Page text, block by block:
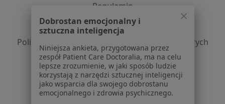
Regulamin
Polityka prywatności pacjentów
Polityka prywatności profesjonalistów
Polityka prywatności dla profesjonalistów, których
dane pozyskaliśmy samodzielnie
Polityka cookies
Jak działają wyniki wyszukiwania
Dostępność
Dobrostan emocjonalny i
sztuczna inteligencja
Niniejsza ankieta, przygotowana przez
zespół Patient Care Doctoralia, ma na celu
lepsze zrozumienie, w jaki sposób ludzie
korzystają z narzędzi sztucznej inteligencji
jako wsparcia dla swojego dobrostanu
emocjonalnego i zdrowia psychicznego.